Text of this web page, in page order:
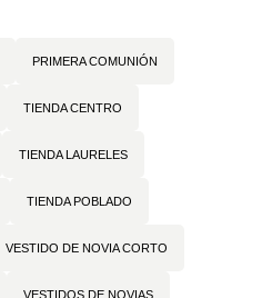
PRIMERA COMUNIÓN
TIENDA CENTRO
TIENDA LAURELES
TIENDA POBLADO
VESTIDO DE NOVIA CORTO
VESTIDOS DE NOVIAS